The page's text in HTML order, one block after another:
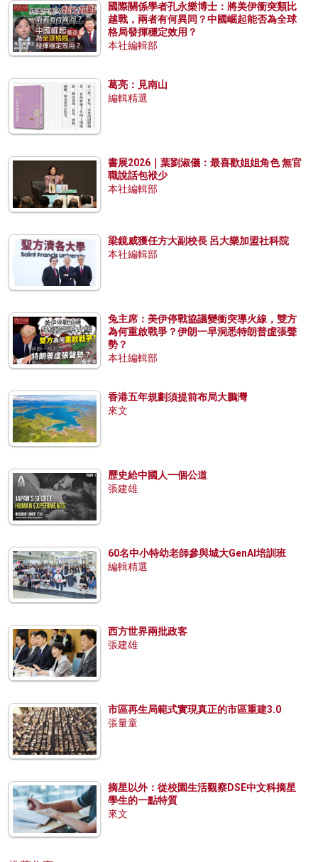
國際關係學者孔永樂博士：將美伊衝突類比
越戰，兩者有何異同？中國崛起能否為全球
格局發揮穩定效用？
本社編輯部
葛亮：見南山
編輯精選
書展2026｜葉劉淑儀：最喜歡姐姐角色 無官
職說話包袱少
本社編輯部
梁鏡威獲任方大副校長 呂大樂加盟社科院
本社編輯部
兔主席：美伊停戰協議變衝突導火線，雙方
為何重啟戰爭？伊朗一早洞悉特朗普虛張聲
勢？
本社編輯部
香港五年規劃須提前布局大鵬灣
來文
歷史給中國人一個公道
張建雄
60名中小特幼老師參與城大GenAI培訓班
編輯精選
西方世界兩批政客
張建雄
市區再生局範式實現真正的市區重建3.0
張量童
摘星以外：從校園生活觀察DSE中文科摘星
學生的一點特質
來文